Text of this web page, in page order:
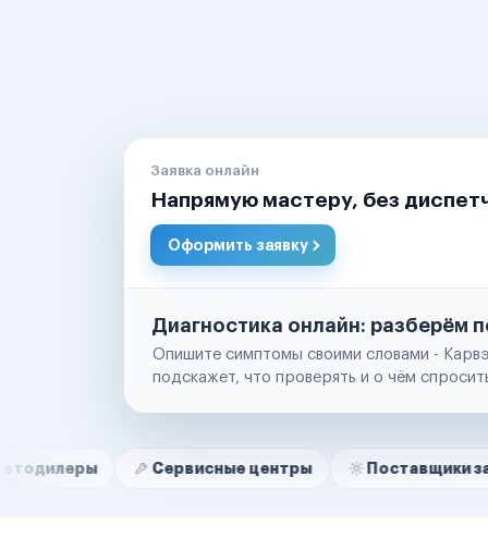
Заявка онлайн
Напрямую мастеру, без
Оформить заявку
Диагностика онлайн: разберём
Опишите симптомы своими словами -
подскажет, что проверять и о чём
Нам доверяют
Сервисные центры Поставщики запчастей
Маркетплейсы